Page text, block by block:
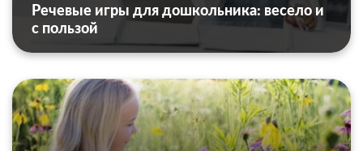
Речевые игры для дошкольника: весело и
с пользой